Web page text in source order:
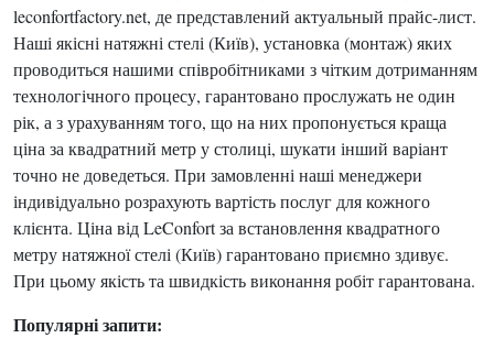
leconfortfactory.net, де представлений актуальный прайс-лист.
Наші якісні натяжні стелі (Київ), установка (монтаж) яких
проводиться нашими співробітниками з чітким дотриманням
технологічного процесу, гарантовано прослужать не один
рік, а з урахуванням того, що на них пропонується краща
ціна за квадратний метр у столиці, шукати інший варіант
точно не доведеться. При замовленні наші менеджери
індивідуально розрахують вартість послуг для кожного
клієнта. Ціна від LeConfort за встановлення квадратного
метру натяжної стелі (Київ) гарантовано приємно здивує.
При цьому якість та швидкість виконання робіт гарантована.
Популярні запити: